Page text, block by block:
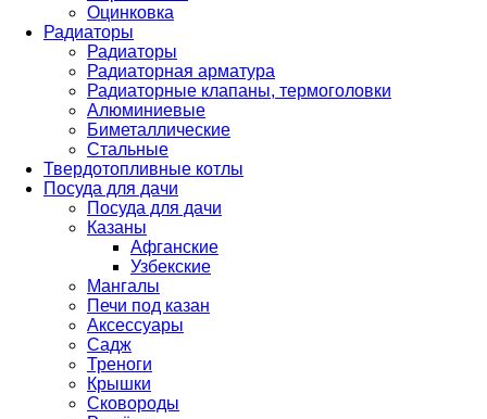
Оцинковка
Радиаторы
Радиаторы
Радиаторная арматура
Радиаторные клапаны, термоголовки
Алюминиевые
Биметаллические
Стальные
Твердотопливные котлы
Посуда для дачи
Посуда для дачи
Казаны
Афганские
Узбекские
Мангалы
Печи под казан
Аксессуары
Садж
Треноги
Крышки
Сковороды